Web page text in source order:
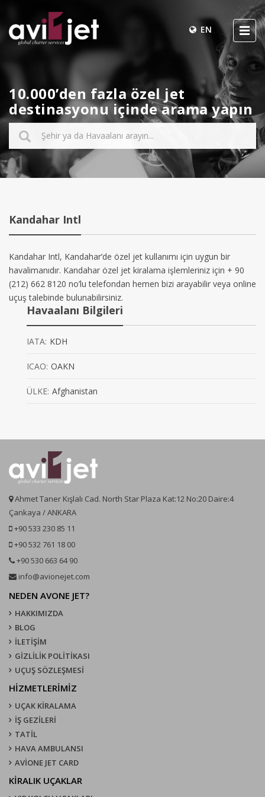
EN
10.000’den fazla özel jet
destinasyonu içinde arama yapın
Kandahar Intl
Kandahar Intl, Kandahar’de özel jet kullanımı için uygun bir
havalimanıdır. Kandahar özel jet kiralama işlemleriniz için + 90
(212) 662 8120 no’lu telefondan hemen bizi arayabilir veya online
uçuş talebinde bulunabilirsiniz.
Havaalanı Bilgileri
IATA: KDH
ICAO: OAKN
ÜLKE: Afghanistan
Ahmet Taner Kışlalı Cad. North Star Plaza Kat:12 No:20 Daire:4
Çankaya / ANKARA
+90 533 230 85 11
+90 532 761 18 00
+90 530 663 64 90
info@avionejet.com
NEDEN AVONE JET?
HAKKIMIZDA
BLOG
İLETİŞİM
GİZLİLİK POLİTİKASI
UÇUŞ SÖZLEŞMESI
HİZMETLERİMİZ
UÇAK KIRALAMA
İŞ GEZİLERİ
TATİL
HAVA AMBULANSI
AVİONE JET CARD
KIRALIK UÇAKLAR